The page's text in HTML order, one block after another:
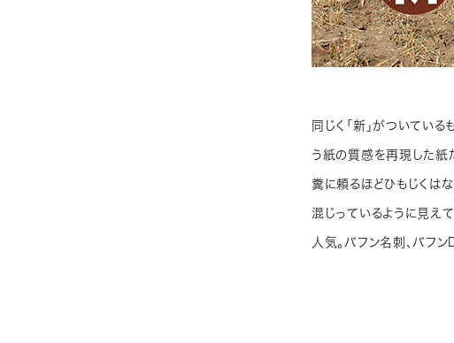
同じく「新」がついている
う紙の質感を再現した紙
糞に頼るほどひもじくは
混じっているように見え
人気。バフン名刺、バフ